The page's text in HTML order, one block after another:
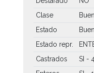
Clase
Estado
Estado repr.
Castrados
SI -